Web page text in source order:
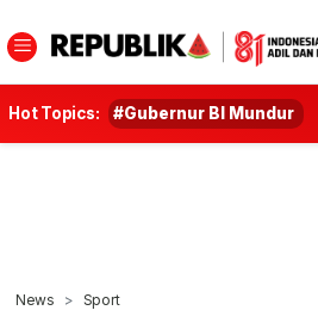
Hot Topics: #Gubernur BI Mundur
News Sport